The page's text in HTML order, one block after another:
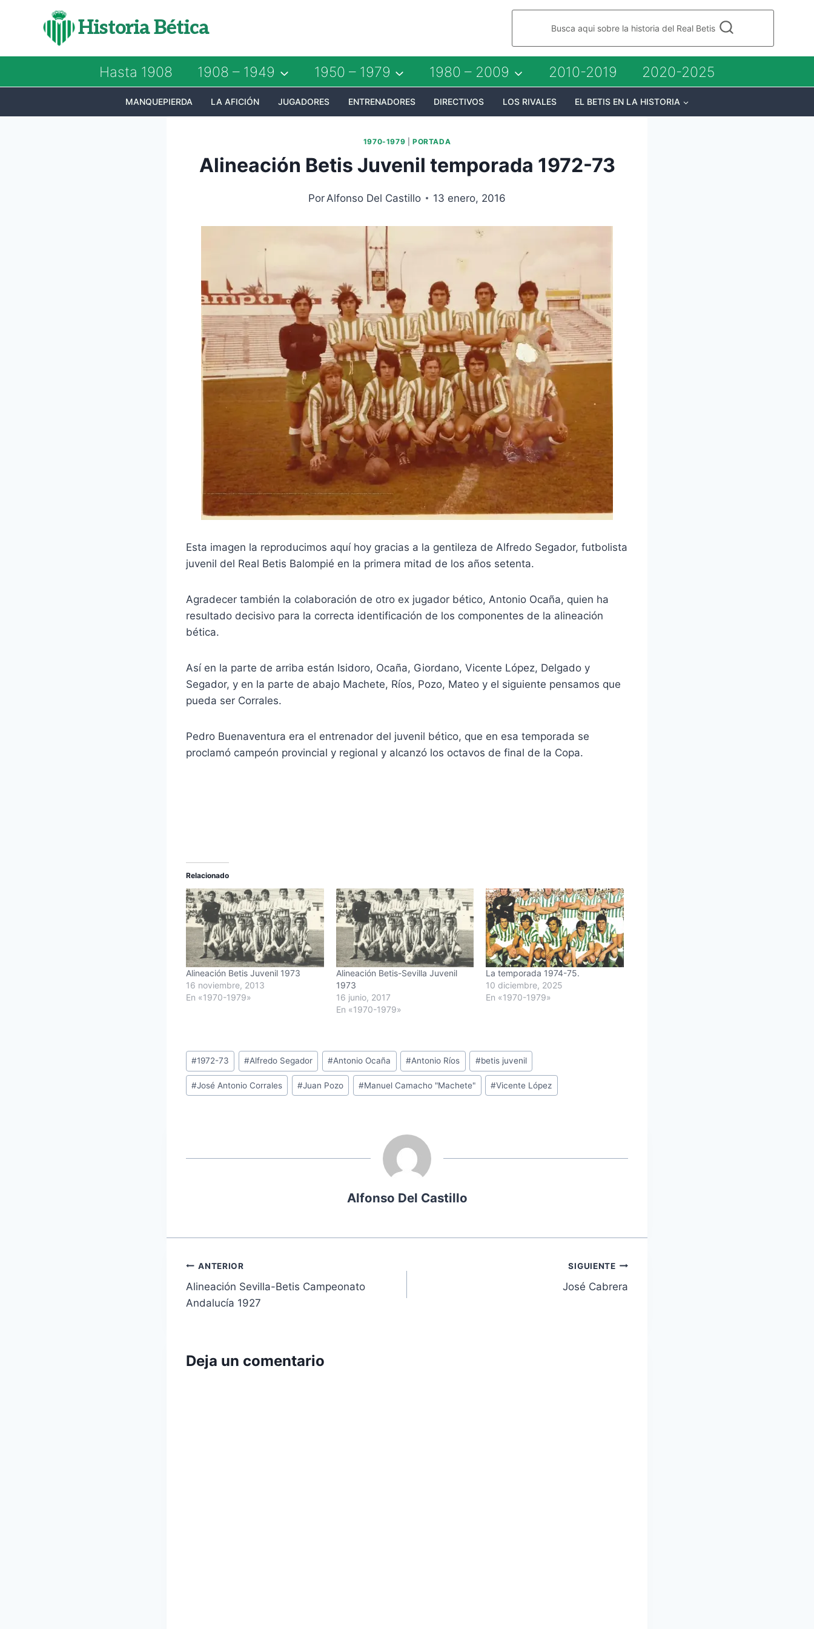
Historia Bética Busca aqui sobre la historia del Real Betis
Hasta 1908 1908 – 1949 1950 – 1979 1980 – 2009 2010-2019 2020-2025
MANQUEPIERDA LA AFICIÓN JUGADORES ENTRENADORES DIRECTIVOS LOS RIVALES EL BETIS EN LA HISTORIA
1970-1979 PORTADA
Alineación Betis Juvenil temporada 1972-73
Por Alfonso Del Castillo 13 enero, 2016
Esta imagen la reproducimos aquí hoy gracias a la gentileza de Alfredo Segador, futbolista
juvenil del Real Betis Balompié en la primera mitad de los años setenta.
Agradecer también la colaboración de otro ex jugador bético, Antonio Ocaña, quien ha
resultado decisivo para la correcta identificación de los componentes de la alineación
bética.
Así en la parte de arriba están Isidoro, Ocaña, Giordano, Vicente López, Delgado y
Segador, y en la parte de abajo Machete, Ríos, Pozo, Mateo y el siguiente pensamos que
pueda ser Corrales.
Pedro Buenaventura era el entrenador del juvenil bético, que en esa temporada se
proclamó campeón provincial y regional y alcanzó los octavos de final de la Copa.
Relacionado
Alineación Betis Juvenil 1973
16 noviembre, 2013
En «1970-1979»
Alineación Betis-Sevilla Juvenil
1973
16 junio, 2017
En «1970-1979»
La temporada 1974-75.
10 diciembre, 2025
En «1970-1979»
Etiquetas
de
la
#1972-73 #Alfredo Segador #Antonio Ocaña #Antonio Ríos #betis juvenil
#José Antonio Corrales #Juan Pozo #Manuel Camacho "Machete" #Vicente López
Alfonso Del Castillo
Navegación
de
ANTERIOR
Alineación Sevilla-Betis Campeonato
Andalucía 1927
SIGUIENTE
José Cabrera
Deja un comentario